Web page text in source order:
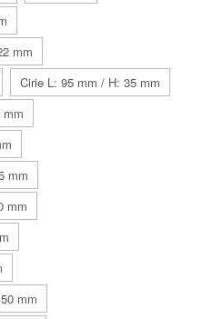
mm
Cirie L: 95 mm / H: 35 mm
mm
mm
mm